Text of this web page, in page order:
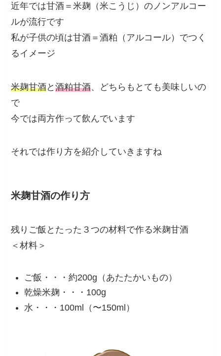
近年では甘酒＝米麹（米こうじ）のノンアルコー
ルが流行です
私が子供の頃は甘酒＝酒粕（アルコール）でつく
るイメージ
米麹甘酒と酒粕甘酒、どちらもとても美味しいの
で
今では両方作って飲んでいます
それでは作り方を紹介していきますね
米麹甘酒の作り方
残りご飯とたった３つの材料で作る米麹甘酒
＜材料＞
ご飯・・・約200g（あたたかいもの）
乾燥米麹・・・100g
水・・・100ml（〜150ml）